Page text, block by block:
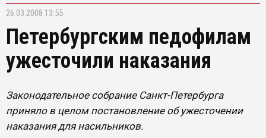
26.03.2008 13:55
Петербургским педофилам
ужесточили наказания
Законодательное собрание Санкт-Петербурга
приняло в целом постановление об ужесточении
наказания для насильников.